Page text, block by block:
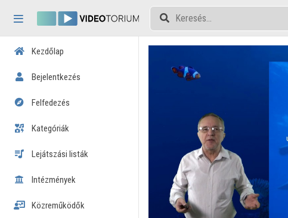
Tartalom kihagyása
Kezdőlap
Bejelentkezés
Felfedezés
Kategóriák
Lejátszási listák
Intézmények
Közreműködők